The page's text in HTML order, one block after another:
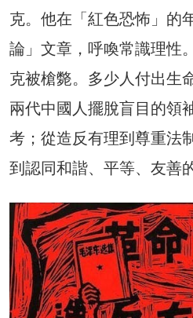
克。他在「紅色恐怖」的
論」文章，呼喚常識理性
克被槍斃。多少人付出生
兩代中國人擺脫盲目的領
考；從造反有理到尊重法
到認同和諧、平等、友善